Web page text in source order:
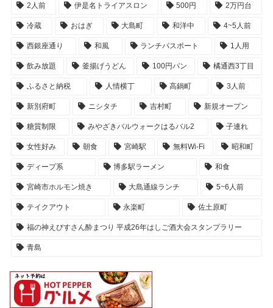
2人前 伊是名トライアスロン 500円 2万円台
冷蔵 おはぎ 大島町 和洋中 4~5人前
西銀座通り 和風 ランチパスポート 1人用
飲み放題 釜揚げうどん 100円パン 橘通西3丁目
ふるさと納税 人情横丁 高鍋町 3人前
新別府町 ニシタチ 吉村町 新規オープン
糖質制限 みやざきバルウォークはるバル2 子連れ
女性好み 朝食 宮崎駅 無料Wi-Fi 昭和町
ディープ系 博多駅ラーメン 和食
宮崎市ホルモン焼き 大島通線ランチ 5~6人前
テイクアウト 永楽町 佐土原町
福の神えびすさん酔まつり 平成26年はしご酒大会スタンプラリー
青島